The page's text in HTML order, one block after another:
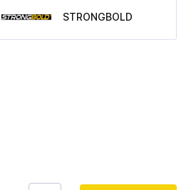
STRONGBOLD